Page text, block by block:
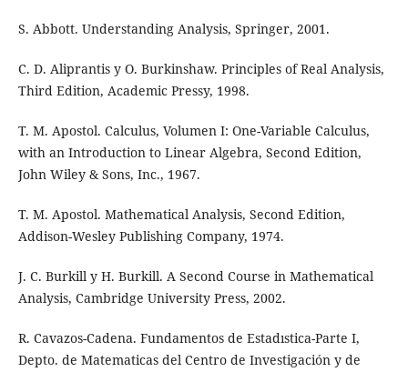
S. Abbott. Understanding Analysis, Springer, 2001.
C. D. Aliprantis y O. Burkinshaw. Principles of Real Analysis,
Third Edition, Academic Pressy, 1998.
T. M. Apostol. Calculus, Volumen I: One-Variable Calculus,
with an Introduction to Linear Algebra, Second Edition,
John Wiley & Sons, Inc., 1967.
T. M. Apostol. Mathematical Analysis, Second Edition,
Addison-Wesley Publishing Company, 1974.
J. C. Burkill y H. Burkill. A Second Course in Mathematical
Analysis, Cambridge University Press, 2002.
R. Cavazos-Cadena. Fundamentos de Estadıstica-Parte I,
Depto. de Matematicas del Centro de Investigación y de